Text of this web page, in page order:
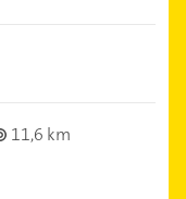
11,6 km